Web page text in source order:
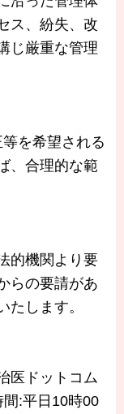
ス、紛失、改
じ厳重な管理
を希望される
、合理的な範
的機関より要
らの要請があ
たします。
医ドットコム
:平日10時00